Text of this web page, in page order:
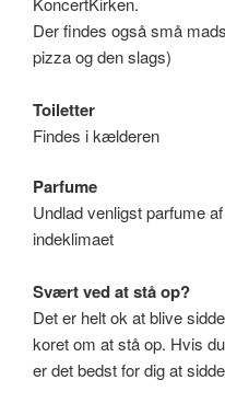
Der findes også små
pizza og den slags)
Toiletter
Findes i kælderen
Parfume
Undlad venligst parfume
indeklimaet
Svært ved at stå op?
Det er helt ok at blive
koret om at stå op. Hvis
er det bedst for dig at